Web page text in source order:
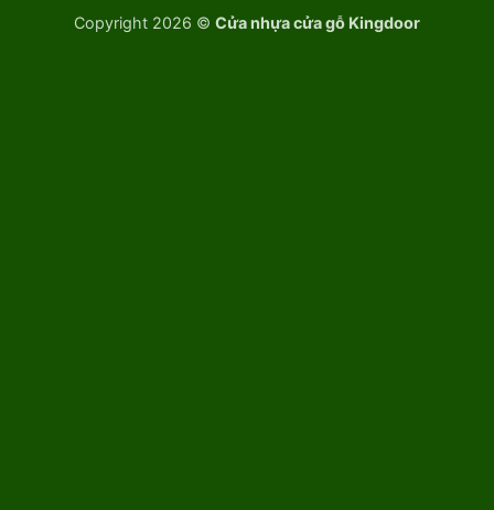
Copyright 2026 © Cửa nhựa cửa gỗ Kingdoor